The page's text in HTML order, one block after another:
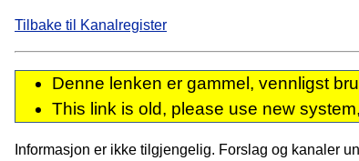
Tilbake til Kanalregister
Denne lenken er gammel, vennligst
This link is old, please use new
Informasjon er ikke tilgjengelig. Forslag og kanaler